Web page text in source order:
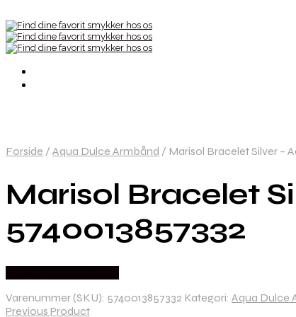
Forside / Aqua Dulce Armbånd / Marisol Bracelet Silver –
Marisol Bracelet
5740013857332
Varenummer (SKU): 5740013857332 Kategori: Aqua Dulce
Previous Product